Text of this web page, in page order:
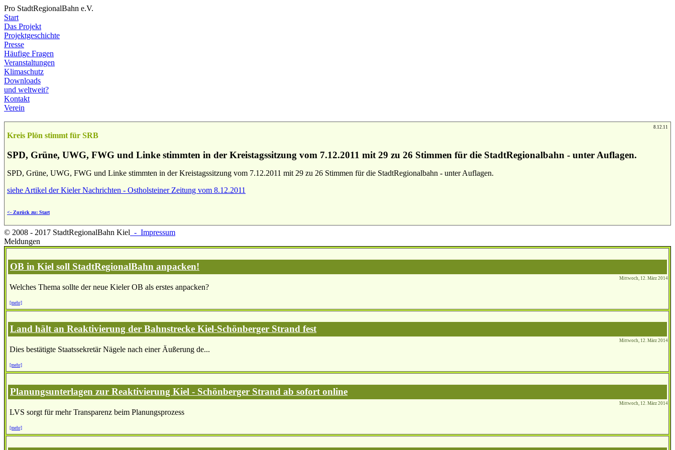
Pro StadtRegionalBahn e.V.
Start
Das Projekt
Projektgeschichte
Presse
Häufige Fragen
Veranstaltungen
Klimaschutz
Downloads
und weltweit?
Kontakt
Verein
8.12.11
Kreis Plön stimmt für SRB
SPD, Grüne, UWG, FWG und Linke stimmten in der Kreistagssitzung vom 7.12.2011 mit 29 zu 26 Stimmen für die StadtRegionalbahn - unter Auflagen.
SPD, Grüne, UWG, FWG und Linke stimmten in der Kreistagssitzung vom 7.12.2011 mit 29 zu 26 Stimmen für die StadtRegionalbahn - unter Auflagen.
siehe Artikel der Kieler Nachrichten - Ostholsteiner Zeitung vom 8.12.2011
<- Zurück zu: Start
© 2008 - 2017 StadtRegionalBahn Kiel - Impressum
Meldungen
OB in Kiel soll StadtRegionalBahn anpacken!
Mittwoch, 12. März 2014
Welches Thema sollte der neue Kieler OB als erstes anpacken?
[mehr]
Land hält an Reaktivierung der Bahnstrecke Kiel-Schönberger Strand fest
Mittwoch, 12. März 2014
Dies bestätigte Staatssekretär Nägele nach einer Äußerung de...
[mehr]
Planungsunterlagen zur Reaktivierung Kiel - Schönberger Strand ab sofort online
Mittwoch, 12. März 2014
LVS sorgt für mehr Transparenz beim Planungsprozess
[mehr]